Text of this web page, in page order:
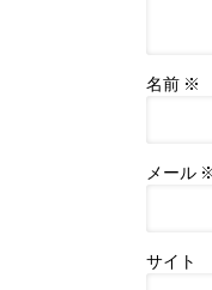
名前 ※
メール
サイト